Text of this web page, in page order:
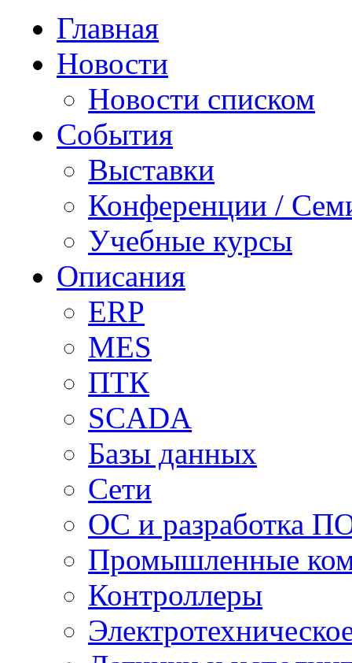
Главная
Новости
Новости списком
События
Выставки
Конференции /
Учебные курсы
Описания
ERP
MES
ПТК
SCADA
Базы данных
Сети
ОС и разработка
Промышленные
Контроллеры